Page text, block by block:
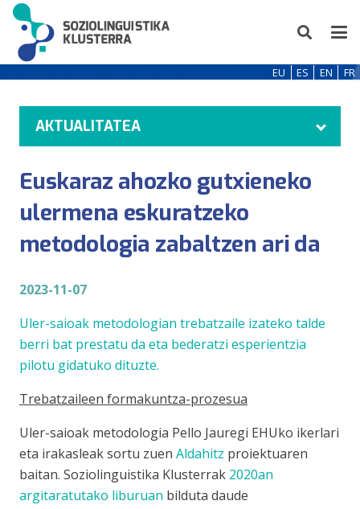
EU ES EN FR
AKTUALITATEA
Euskaraz ahozko gutxieneko
ulermena eskuratzeko
metodologia zabaltzen ari da
2023-11-07
Uler-saioak metodologian trebatzaile izateko talde
berri bat prestatu da eta bederatzi esperientzia
pilotu gidatuko dituzte.
Trebatzaileen formakuntza-prozesua
Uler-saioak metodologia Pello Jauregi EHUko ikerlari
eta irakasleak sortu zuen Aldahitz proiektuaren
baitan. Soziolinguistika Klusterrak 2020an
argitaratutako liburuan bilduta daude